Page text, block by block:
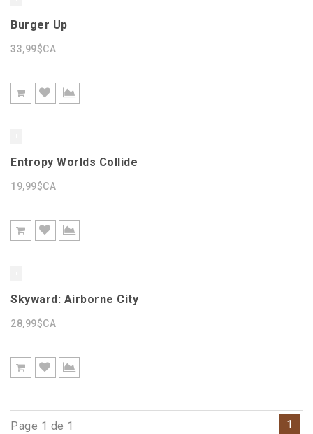
Burger Up
33,99$CA
Entropy Worlds Collide
19,99$CA
Skyward: Airborne City
28,99$CA
Page 1 de 1 1